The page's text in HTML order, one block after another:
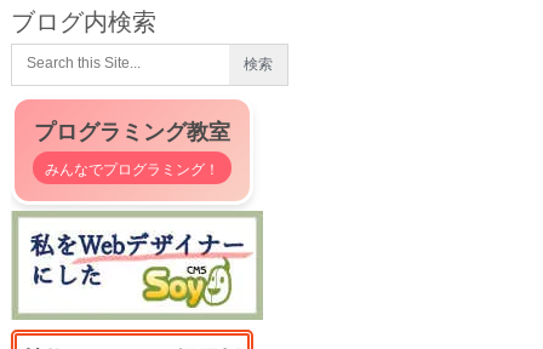
ブログ内検索
プログラミング教室
みんなでプログラミング！